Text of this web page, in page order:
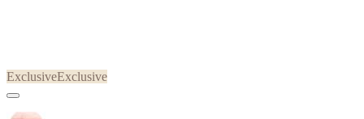
ExclusiveExclusive